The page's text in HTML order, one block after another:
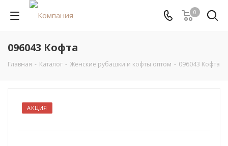
0
096043 Кофта
Главная - Каталог - Женские рубашки и кофты оптом - 096043 Кофта
АКЦИЯ